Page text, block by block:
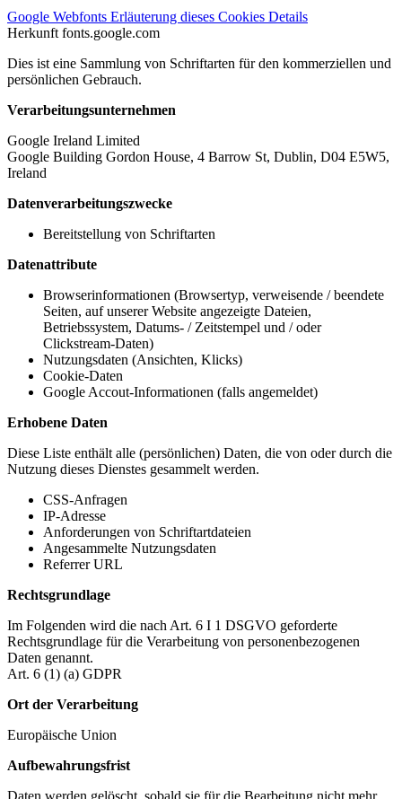
Google Webfonts Erläuterung dieses Cookies Details
Herkunft fonts.google.com
Dies ist eine Sammlung von Schriftarten für den kommerziellen und
persönlichen Gebrauch.
Verarbeitungsunternehmen
Google Ireland Limited
Google Building Gordon House, 4 Barrow St, Dublin, D04 E5W5,
Ireland
Datenverarbeitungszwecke
Bereitstellung von Schriftarten
Datenattribute
Browserinformationen (Browsertyp, verweisende / beendete
Seiten, auf unserer Website angezeigte Dateien,
Betriebssystem, Datums- / Zeitstempel und / oder
Clickstream-Daten)
Nutzungsdaten (Ansichten, Klicks)
Cookie-Daten
Google Accout-Informationen (falls angemeldet)
Erhobene Daten
Diese Liste enthält alle (persönlichen) Daten, die von oder durch die
Nutzung dieses Dienstes gesammelt werden.
CSS-Anfragen
IP-Adresse
Anforderungen von Schriftartdateien
Angesammelte Nutzungsdaten
Referrer URL
Rechtsgrundlage
Im Folgenden wird die nach Art. 6 I 1 DSGVO geforderte
Rechtsgrundlage für die Verarbeitung von personenbezogenen
Daten genannt.
Art. 6 (1) (a) GDPR
Ort der Verarbeitung
Europäische Union
Aufbewahrungsfrist
Daten werden gelöscht, sobald sie für die Bearbeitung nicht mehr